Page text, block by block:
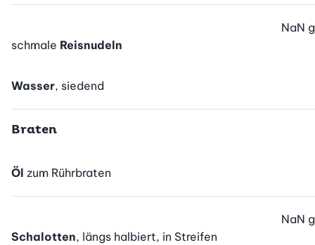
schmale Reisnudeln
NaN g
Wasser, siedend
Braten
Öl zum Rührbraten
Schalotten, längs halbiert, in Streifen
NaN g